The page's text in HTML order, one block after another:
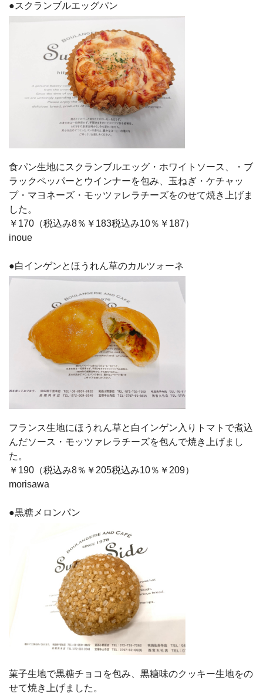
●スクランブルエッグパン
食パン生地にスクランブルエッグ・ホワイトソース、・ブ
ラックペッパーとウインナーを包み、玉ねぎ・ケチャッ
プ・マヨネーズ・モッツァレラチーズをのせて焼き上げま
した。
￥170（税込み8％￥183税込み10％￥187）
inoue
●白インゲンとほうれん草のカルツォーネ
フランス生地にほうれん草と白インゲン入りトマトで煮込
んだソース・モッツァレラチーズを包んで焼き上げまし
た。
￥190（税込み8％￥205税込み10％￥209）
morisawa
●黒糖メロンパン
菓子生地で黒糖チョコを包み、黒糖味のクッキー生地をの
せて焼き上げました。